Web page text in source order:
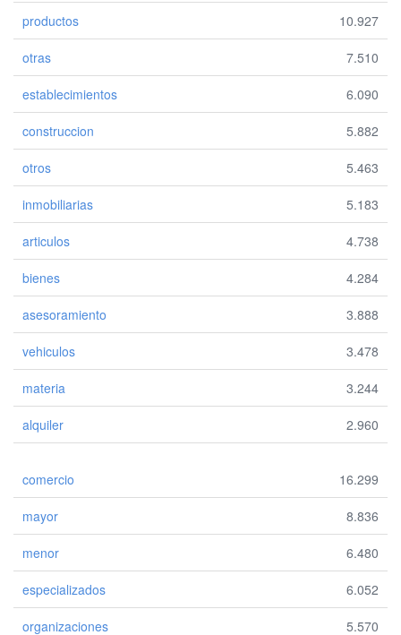
productos 10.927
otras 7.510
establecimientos 6.090
construccion 5.882
otros 5.463
inmobiliarias 5.183
articulos 4.738
bienes 4.284
asesoramiento 3.888
vehiculos 3.478
materia 3.244
alquiler 2.960
comercio 16.299
mayor 8.836
menor 6.480
especializados 6.052
organizaciones 5.570